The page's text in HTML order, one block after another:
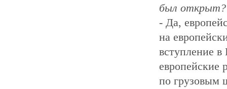
был открыт?
- Да,
на
вступление
европейские
по грузовым